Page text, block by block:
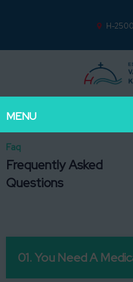
H-
Faq
Frequently Asked
Questions
01. You Need A